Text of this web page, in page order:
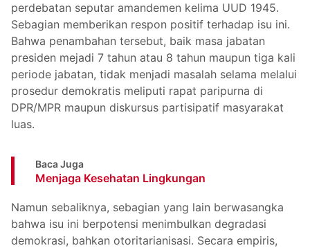
perdebatan seputar amandemen kelima UUD 1945.
Sebagian memberikan respon positif terhadap isu ini.
Bahwa penambahan tersebut, baik masa jabatan
presiden mejadi 7 tahun atau 8 tahun maupun tiga kali
periode jabatan, tidak menjadi masalah selama melalui
prosedur demokratis meliputi rapat paripurna di
DPR/MPR maupun diskursus partisipatif masyarakat
luas.
Baca Juga
Menjaga Kesehatan Lingkungan
Namun sebaliknya, sebagian yang lain berwasangka
bahwa isu ini berpotensi menimbulkan degradasi
demokrasi, bahkan otoritarianisasi. Secara empiris,